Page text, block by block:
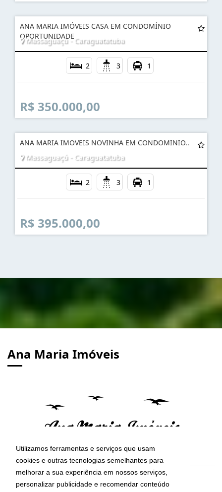
Utilizamos ferramentas e serviços que usam
cookies e outras tecnologias semelhantes para
melhorar a sua experiência em nossos serviços,
personalizar publicidade e recomendar conteúdo
ANA MARIA IMÓVEIS CASA EM CONDOMÍNIO
OPORTUNIDADE
Massaguaçú - Caraguatatuba
2 3 1
R$ 350.000,00
ANA MARIA IMOVEIS NOVINHA EM CONDOMINIO..
Massaguaçú - Caraguatatuba
2 3 1
R$ 395.000,00
Ana Maria Imóveis
CRECI: 29755-J